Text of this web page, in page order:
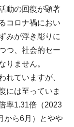
動の回復が顕著
コロナ禍におい
みが浮き彫りに
つ、社会的セー
りません。
ていますが、
には至っていま
率1.31倍（2023
から6月）とやや